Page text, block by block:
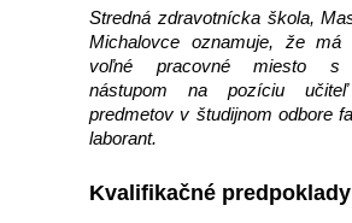
Stredná zdravotnícka škola,
Michalovce oznamuje, že má
voľné pracovné miesto s
nástupom na pozíciu učiteľ
predmetov v študijnom odbore
laborant.
Kvalifikačné